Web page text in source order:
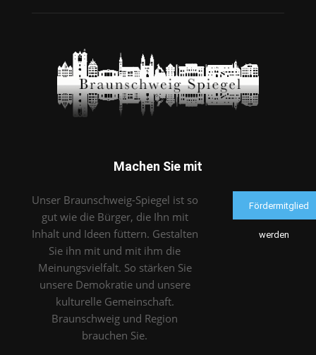
Machen Sie mit
Unser Braunschweig-Spiegel ist so
gut wie die Bürger, die Ihn mit
Inhalt und Ideen füttern. Gestalten
Sie ihn mit und mit ihm die
Meinungsvielfalt. So stärken Sie
unsere Demokratie und unsere
kulturelle Gemeinschaft.
Braunschweig und Region
brauchen Sie.
Fördermitglied
werden